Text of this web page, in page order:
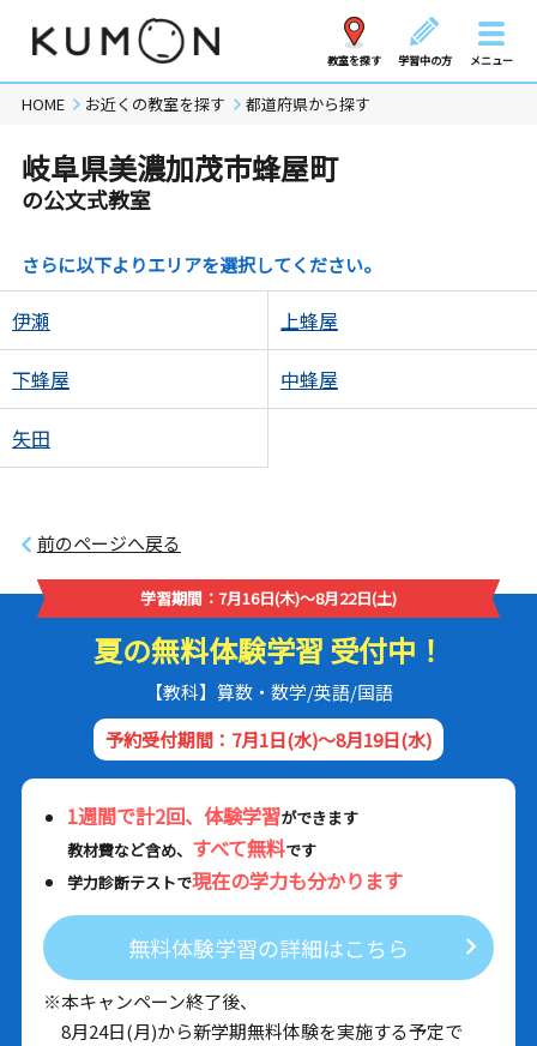
教室を探す 学習中の方 メニュー
HOME お近くの教室を探す 都道府県から探す
岐阜県美濃加茂市蜂屋町
の公文式教室
さらに以下よりエリアを選択してください。
伊瀬 上蜂屋
下蜂屋 中蜂屋
矢田
前のページへ戻る
学習期間：7月16日(木)～8月22日(土)
夏の無料体験学習 受付中！
【教科】算数・数学/英語/国語
予約受付期間：7月1日(水)～8月19日(水)
1週間で計2回、体験学習ができます
教材費など含め、 すべて無料です
学力診断テストで現在の学力も分かります
無料体験学習の詳細はこちら
※本キャンペーン終了後、
8月24日(月)から新学期無料体験を実施する予定で